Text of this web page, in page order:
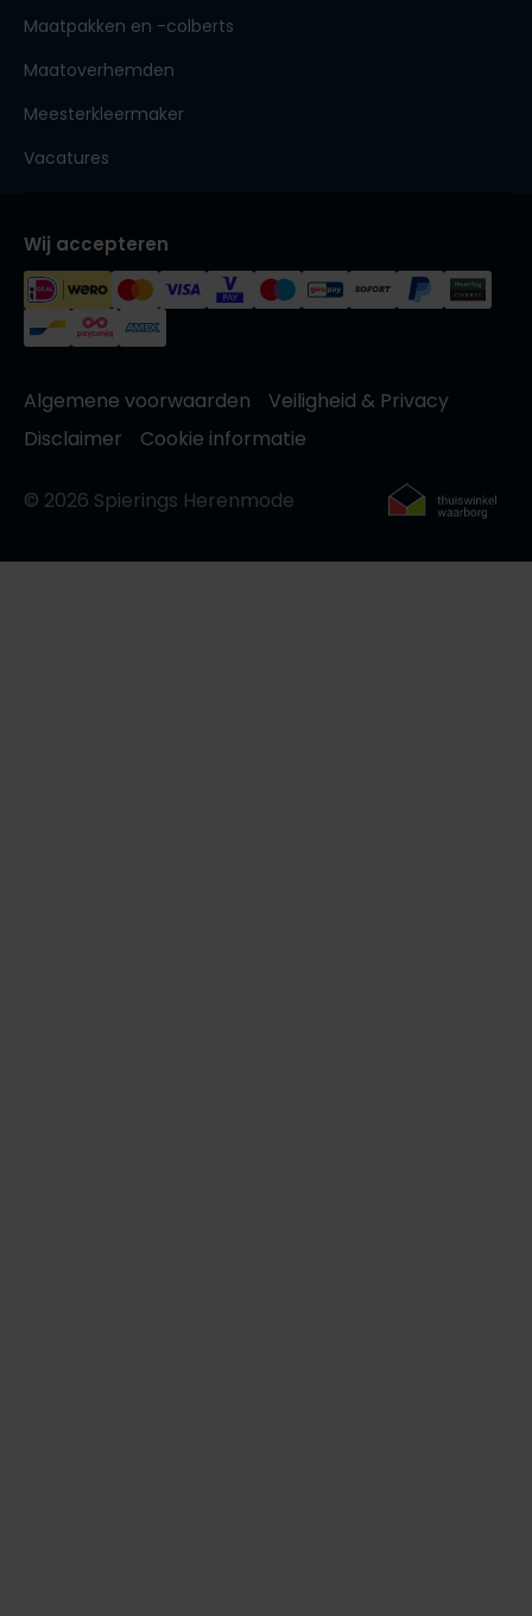
Maatpakken en -colberts
Maatoverhemden
Meesterkleermaker
Vacatures
Wij accepteren
Algemene voorwaarden
Veiligheid & Privacy
Disclaimer
Cookie informatie
© 2026 Spierings Herenmode